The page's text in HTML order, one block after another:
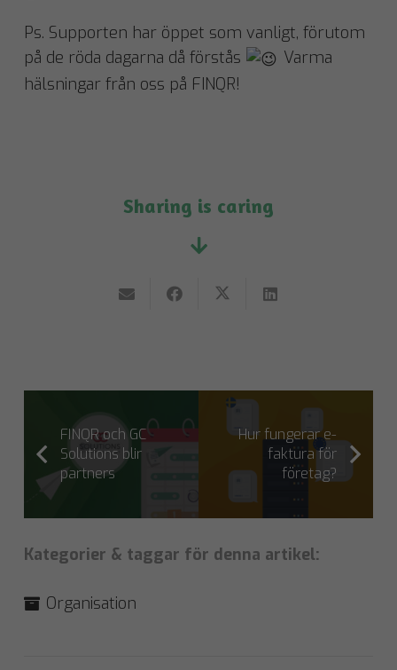
Ps. Supporten har öppet som vanligt, förutom
på de röda dagarna då förstås
Varma
hälsningar från oss på FINQR!
Sharing is caring
FINQR och GC
Solutions blir
partners
Hur fungerar e-
faktura för
företag?
Kategorier & taggar för denna artikel:
Organisation